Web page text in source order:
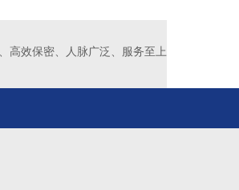
高效保密、人脉广泛、服务至上